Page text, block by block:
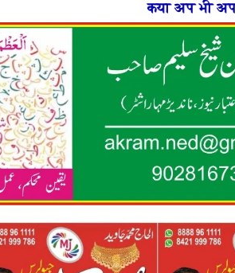
कया अप भी अपने न्यूज़ पेपर की वेब